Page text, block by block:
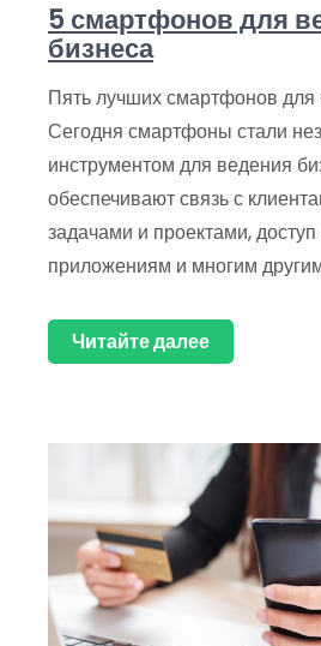
5 смартфонов для
бизнеса
Пять лучших смартфонов для
Сегодня смартфоны стали
инструментом для ведения
обеспечивают связь с
задачами и проектами,
приложениям и многим
Читайте далее